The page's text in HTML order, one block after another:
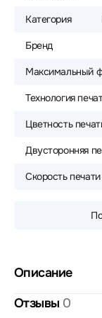
Категория
Бренд
Максимальный
Технология
Цветность
Двусторонняя
Скорость
Описание
Отзывы 0